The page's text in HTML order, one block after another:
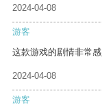
2024-04-08
游客
这款游戏的剧情非常
2024-04-08
游客